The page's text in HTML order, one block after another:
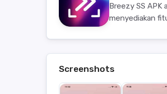
Breezy SS APK
menyediakan
Screenshots